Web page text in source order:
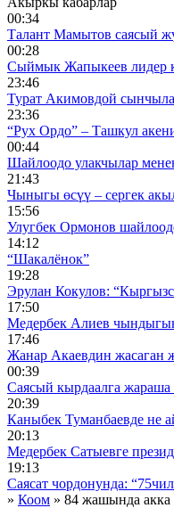
00:34
Талант Мамытов саясый
00:28
Сыймык Жапыкеев лидер
23:46
Турат Акимовдой
23:36
“Рух Ордо” – Ташкул
00:44
Шайлоодо улакчылар
21:43
Чыныгы өсүү – сергек
15:56
Улугбек Ормонов
14:12
“Шакалёнок”
19:28
Эрулан Кокулов:
17:50
Медербек Алиев
17:46
Жанар Акаевдин жасаган
00:39
Саясый кырдаалга
20:39
Каныбек Туманбаевде не
20:13
Медербек Сатыевге
19:13
Саясат чордонунда:
» Коом » 84 жашында